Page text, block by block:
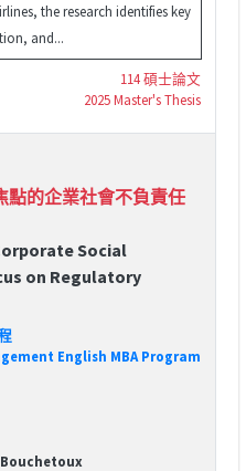
the research identifies key
and...
114 碩士論文
2025 Master's Thesis
點的企業社會不負責任
Social
on Regulatory
English MBA Program